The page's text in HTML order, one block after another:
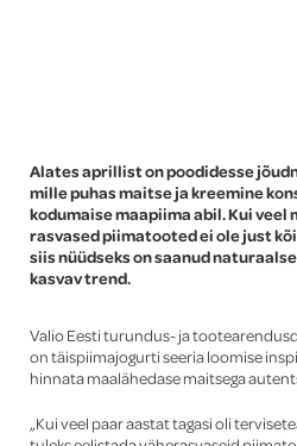
Alates aprillist on poodidesse
mille puhas maitse ja kreemine
kodumaise maapiima abil. Kui veel
rasvased piimatooted ei ole just
siis nüüdseks on saanud
kasvav trend.
Valio Eesti turundus- ja
on täispiimajogurti seeria loomise
hinnata maalähedase maitsega
„Kui veel paar aastat tagasi oli